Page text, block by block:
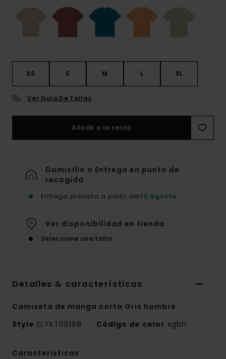
XS S M L XL
Ver Guía De Tallas
Añadir a la cesta
Domicilio o Entrega en punto de
recogida
Entrega prevista a partir del10 agosto
Ver disponibilidad en tienda
Seleccione una talla
Detalles & características
Camiseta de manga corta Gris hombre
Style ELYKT00168 Código de color sgbh
Características